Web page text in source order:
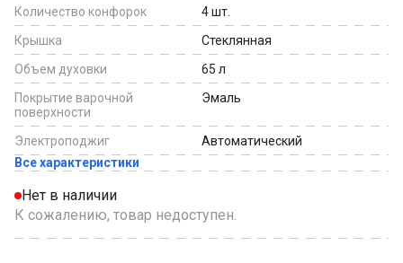
Количество конфорок
4шт.
Крышка
Стеклянная
Объем духовки
65 л
Покрытие варочной
поверхности
Эмаль
Электроподжиг
Автоматический
Все характеристики
Нет в наличии
К сожалению, товар недоступен.